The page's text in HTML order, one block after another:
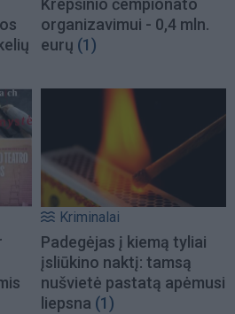
Krepšinio čempionato
organizavimui - 0,4 mln.
eurų (1)
Kriminalai
Padegėjas į kiemą tyliai
įsliūkino naktį: tamsą
nušvietė pastatą apėmusi
liepsna (1)